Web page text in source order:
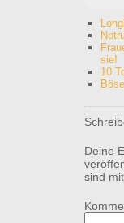
sie!
10
Deine
sind mit